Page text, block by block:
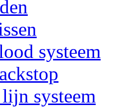
systeem
systeem